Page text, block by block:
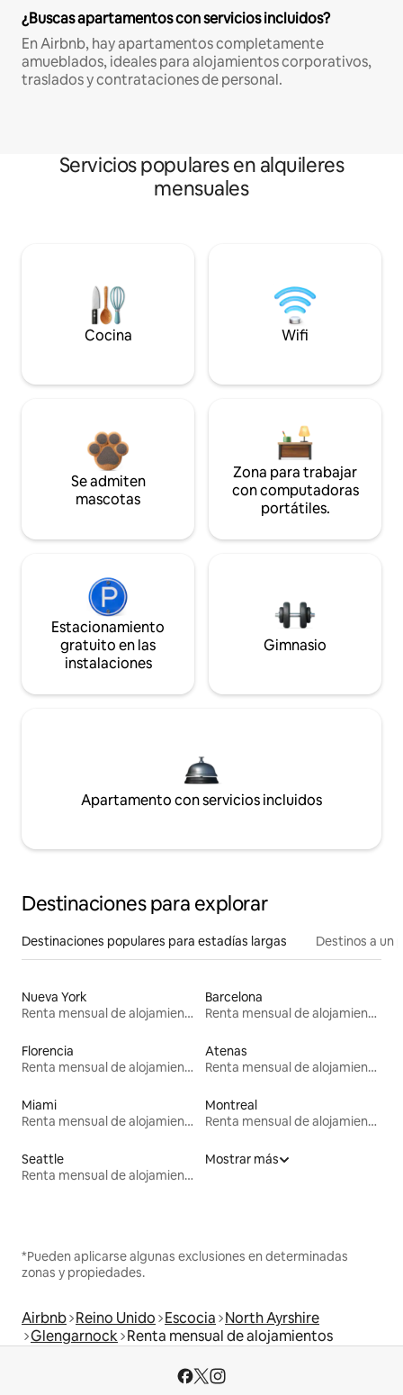
¿Buscas apartamentos con servicios incluidos?
En Airbnb, hay apartamentos completamente
amueblados, ideales para alojamientos corporativos,
traslados y contrataciones de personal.
Servicios populares en alquileres
mensuales
Cocina Wifi
Se admiten
mascotas
Zona para trabajar
con computadoras
portátiles.
Estacionamiento
gratuito en las
instalaciones
Gimnasio
Apartamento con servicios incluidos
Destinaciones para explorar
Destinaciones populares para estadías largas Destinos a un
Nueva York
Renta mensual de alojamientos
Barcelona
Renta mensual de alojamientos
Florencia
Renta mensual de alojamientos
Atenas
Renta mensual de alojamientos
Miami
Renta mensual de alojamientos
Montreal
Renta mensual de alojamientos
Seattle
Renta mensual de alojamientos
Mostrar más
*Pueden aplicarse algunas exclusiones en determinadas
zonas y propiedades.
Airbnb Reino Unido Escocia North Ayrshire
Glengarnock Renta mensual de alojamientos